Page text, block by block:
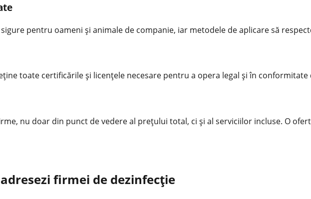
pentru oameni și animale de companie, iar metodele de aplicare să
toate certificările și licențele necesare pentru a opera legal și în conformitate
nu doar din punct de vedere al prețului total, ci și al serviciilor incluse. O
firmei de dezinfecție